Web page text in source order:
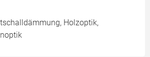
Holzoptik,